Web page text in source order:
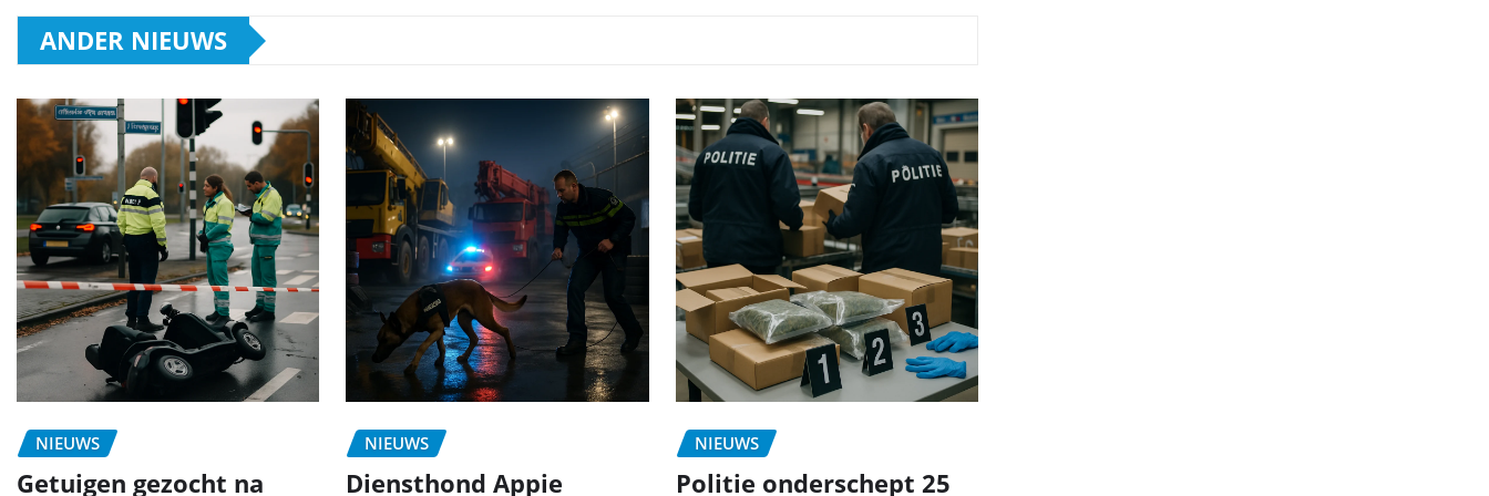
ANDER NIEUWS
NIEUWS
Getuigen gezocht na
NIEUWS
Diensthond Appie
NIEUWS
Politie onderschept 25